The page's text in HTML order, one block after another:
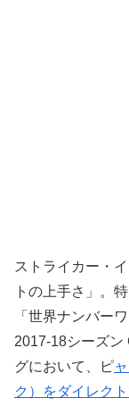
ストライカー・
トの上手さ」。
「世界ナンバー
2017-18シーズン
グにおいて、ピ
ク）をダイレク